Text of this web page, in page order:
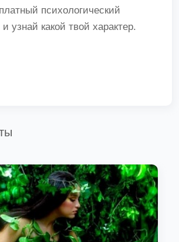
психологический
узнай какой твой характер.